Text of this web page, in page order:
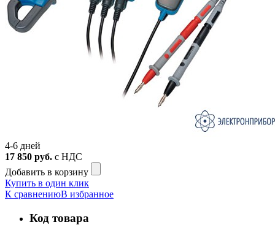
4-6 дней
17 850 руб. с НДС
Добавить в корзину
Купить в один клик
К сравнениюВ избранное
Код товара